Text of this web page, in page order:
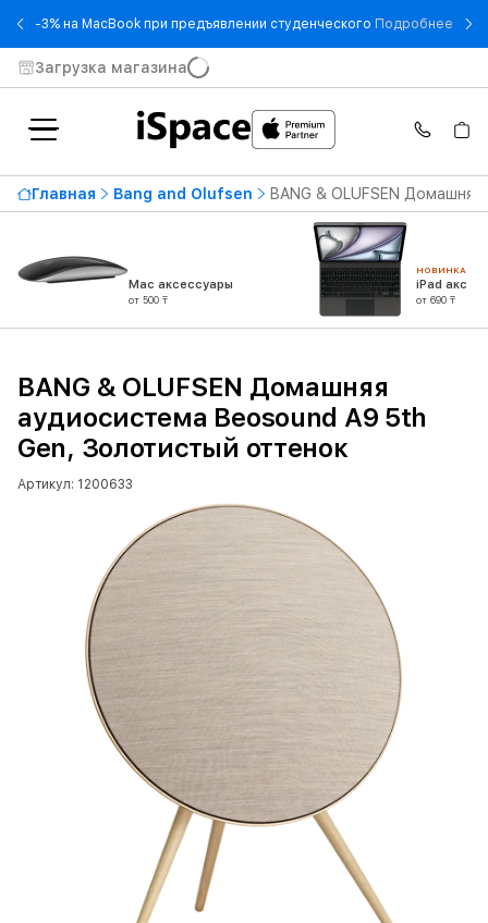
-3% на MacBook при предъявлении студенческого Подробнее - -
Загрузка магазина
Главная Bang and Olufsen BANG & OLUFSEN
Mac аксессуары
от 500 ₸
НОВИНКА
iPad
от 690 ₸
BANG & OLUFSEN Домашняя
аудиосистема Beosound A9 5th
Gen, Золотистый оттенок
Артикул: 1200633